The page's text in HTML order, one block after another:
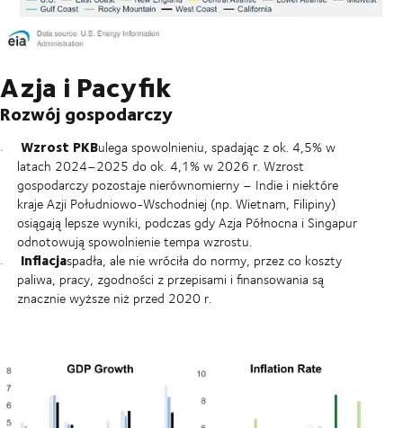
Azja i Pacyfik
Rozwój gospodarczy
Wzrost PKBulega spowolnieniu, spadając z ok. 4,5% w
latach 2024–2025 do ok. 4,1% w 2026 r. Wzrost
gospodarczy pozostaje nierównomierny – Indie i niektóre
kraje Azji Południowo-Wschodniej (np. Wietnam, Filipiny)
osiągają lepsze wyniki, podczas gdy Azja Północna i Singapur
odnotowują spowolnienie tempa wzrostu.
Inflacjaspadła, ale nie wróciła do normy, przez co koszty
paliwa, pracy, zgodności z przepisami i finansowania są
znacznie wyższe niż przed 2020 r.